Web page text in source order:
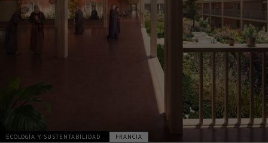
ECOLOGÍA Y SUSTENTABILIDAD FRANCIA